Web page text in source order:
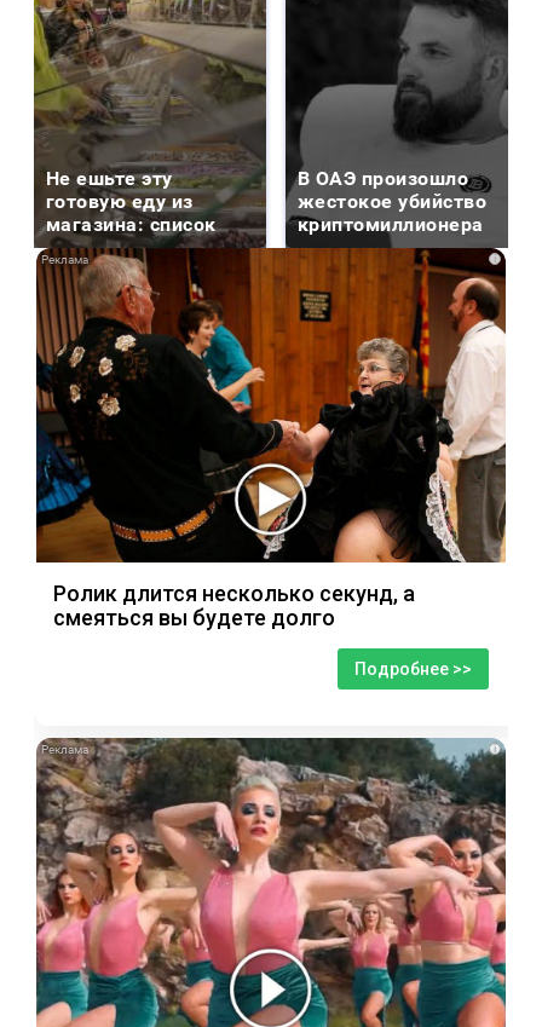
Не ешьте эту
готовую еду из
магазина: список
В ОАЭ произошло
жестокое убийство
криптомиллионера
i
Ролик длится несколько секунд, а
смеяться вы будете долго
Подробнее >>
i